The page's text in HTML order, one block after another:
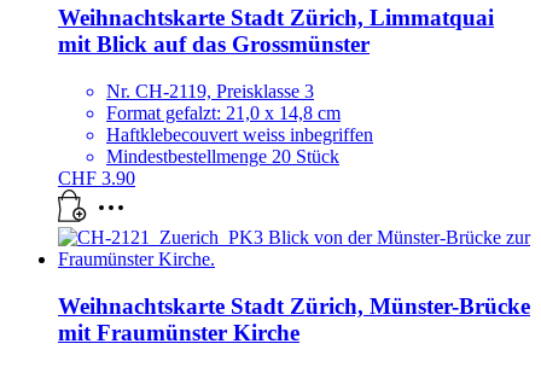
Weihnachtskarte Stadt Zürich, Limmatquai
mit Blick auf das Grossmünster
Nr. CH-2119, Preisklasse 3
Format gefalzt: 21,0 x 14,8 cm
Haftklebecouvert weiss inbegriffen
Mindestbestellmenge 20 Stück
CHF 3.90
Weihnachtskarte Stadt Zürich, Münster-Brücke
mit Fraumünster Kirche